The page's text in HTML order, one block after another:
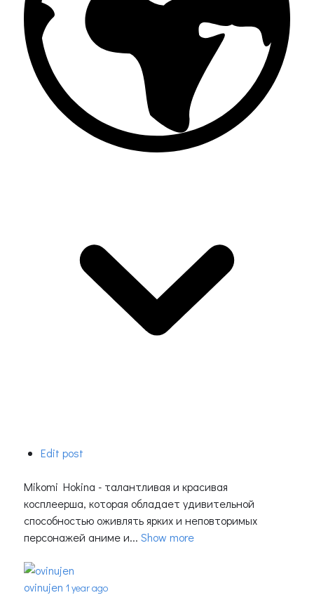
Edit post
Mikomi Hokina - талантливая и красивая
косплеерша, которая обладает удивительной
способностью оживлять ярких и неповторимых
персонажей аниме и... Show more
ovinujen 1 year ago